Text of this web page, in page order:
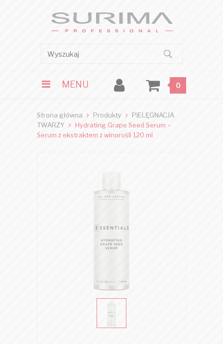
MENU 0
Strona główna Produkty
PIELĘGNACJA
TWARZY
Hydrating Grape Seed Serum –
Serum z ekstraktem z winorośli 120 ml